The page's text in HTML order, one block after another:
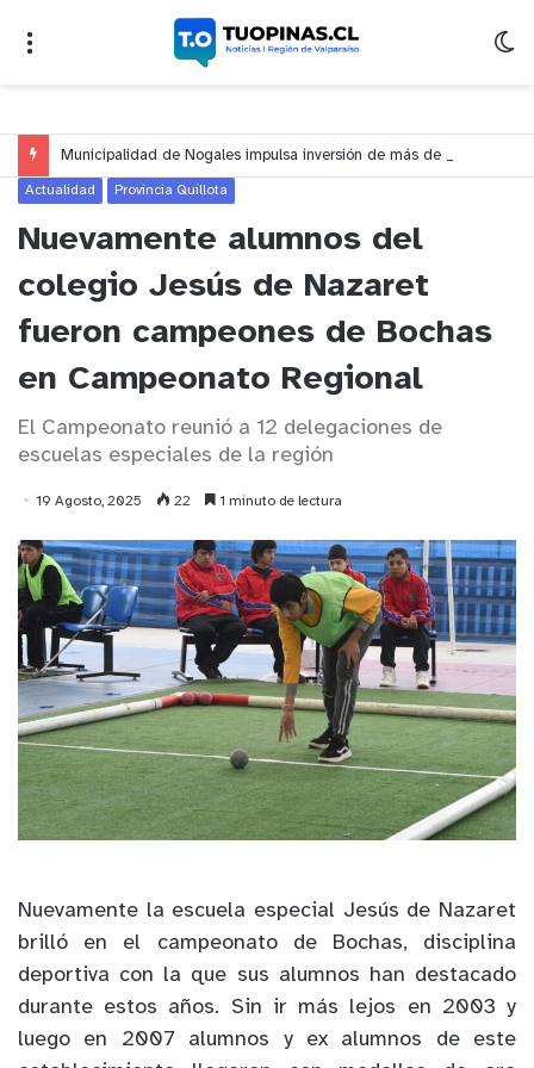
Actualidad Provincia Quillota
Nuevamente alumnos del
colegio Jesús de Nazaret
fueron campeones de Bochas
en Campeonato Regional
El Campeonato reunió a 12 delegaciones de
escuelas especiales de la región
19 Agosto, 2025 22 1 minuto de lectura
Nuevamente la escuela especial Jesús de Nazaret
brilló en el campeonato de Bochas, disciplina
deportiva con la que sus alumnos han destacado
durante estos años. Sin ir más lejos en 2003 y
luego en 2007 alumnos y ex alumnos de este